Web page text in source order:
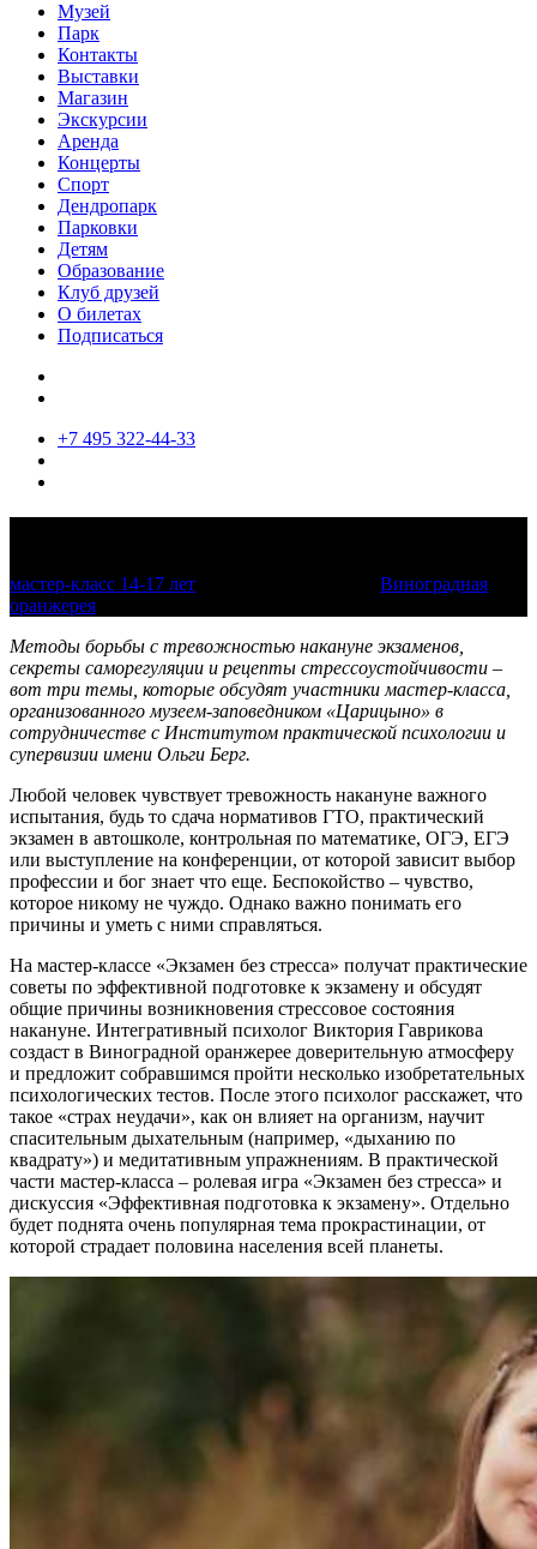
Музей
Парк
Контакты
Выставки
Магазин
Экскурсии
Аренда
Концерты
Спорт
Дендропарк
Парковки
Детям
Образование
Клуб друзей
О билетах
Подписаться
+7 495 322-44-33
мастер-класс 14-17 лет
Виноградная
оранжерея
Методы борьбы с тревожностью накануне экзаменов,
секреты саморегуляции и рецепты стрессоустойчивости –
вот три темы, которые обсудят участники мастер-класса,
организованного музеем-заповедником «Царицыно» в
сотрудничестве с Институтом практической психологии и
супервизии имени Ольги Берг.
Любой человек чувствует тревожность накануне важного
испытания, будь то сдача нормативов ГТО, практический
экзамен в автошколе, контрольная по математике, ОГЭ, ЕГЭ
или выступление на конференции, от которой зависит выбор
профессии и бог знает что еще. Беспокойство – чувство,
которое никому не чуждо. Однако важно понимать его
причины и уметь с ними справляться.
На мастер-классе «Экзамен без стресса» получат практические
советы по эффективной подготовке к экзамену и обсудят
общие причины возникновения стрессовое состояния
накануне. Интегративный психолог Виктория Гаврикова
создаст в Виноградной оранжерее доверительную атмосферу
и предложит собравшимся пройти несколько изобретательных
психологических тестов. После этого психолог расскажет, что
такое «страх неудачи», как он влияет на организм, научит
спасительным дыхательным (например, «дыханию по
квадрату») и медитативным упражнениям. В практической
части мастер-класса – ролевая игра «Экзамен без стресса» и
дискуссия «Эффективная подготовка к экзамену». Отдельно
будет поднята очень популярная тема прокрастинации, от
которой страдает половина населения всей планеты.